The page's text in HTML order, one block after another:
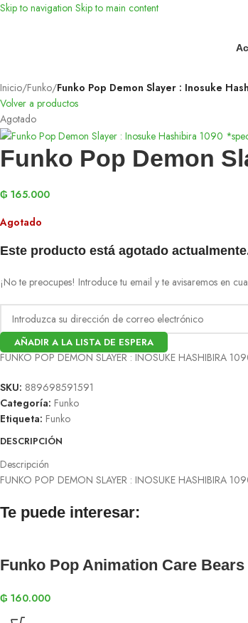
Skip to navigation Skip to main content
Inicio/Funko/Funko Pop Demon Slayer : Inosuke
Volver a productos
Agotado
Funko Pop Demon
₲ 165.000
Agotado
Este producto está agotado
¡No te preocupes! Introduce tu email y te avisaremos en
AÑADIR A LA LISTA DE ESPERA
FUNKO POP DEMON SLAYER : INOSUKE HASHIBIRA
SKU: 889698591591
Categoría: Funko
Etiqueta: Funko
DESCRIPCIÓN
Descripción
FUNKO POP DEMON SLAYER : INOSUKE HASHIBIRA
Te puede interesar:
Funko Pop Animation Care
₲ 160.000